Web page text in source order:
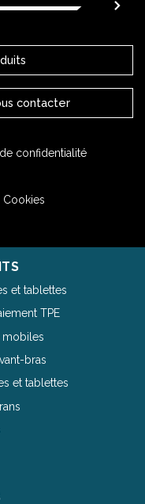
contacter
et tablettes
TPE
mobiles
bras
et tablettes
confidentialité